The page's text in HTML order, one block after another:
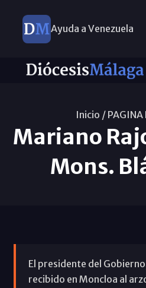
Ayuda a Venezuela
Inicio / PAGINA
Mariano
Mons.
El presidente del
recibido en Moncloa al